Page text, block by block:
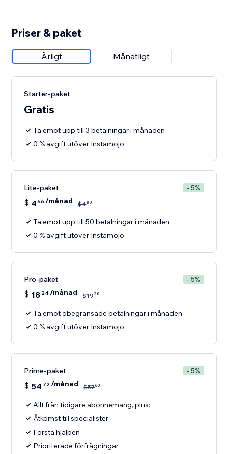
Priser & paket
Årligt Månatligt
Starter-paket
Gratis
Ta emot upp till 3 betalningar i månaden
0 % avgift utöver Instamojo
Lite-paket - 5%
$ 4 56 /månad $480
Ta emot upp till 50 betalningar i månaden
0 % avgift utöver Instamojo
Pro-paket - 5%
$ 18 24 /månad $1920
Ta emot obegränsade betalningar i månaden
0 % avgift utöver Instamojo
Prime-paket - 5%
$ 54 72/månad $5760
Allt från tidigare abonnemang, plus:
Åtkomst till specialister
Första hjälpen
Prioriterade förfrågningar